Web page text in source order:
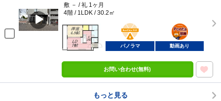
敷 － / 礼 1ヶ月
4階 / 1LDK / 30.2㎡
BunChinPAY
ポンタ
部屋
パノラマ 動画あり
お問い合わせ(無料)
もっと見る